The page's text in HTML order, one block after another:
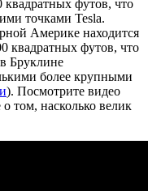
квадратных футов, что
точками Tesla.
Америке находится
квадратных футов, что
Бруклине
более крупными
). Посмотрите видео
том, насколько велик